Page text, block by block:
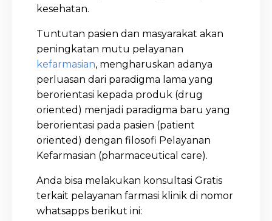
kesehatan.
Tuntutan pasien dan masyarakat akan
peningkatan mutu pelayanan
kefarmasian, mengharuskan adanya
perluasan dari paradigma lama yang
berorientasi kepada produk (drug
oriented) menjadi paradigma baru yang
berorientasi pada pasien (patient
oriented) dengan filosofi Pelayanan
Kefarmasian (pharmaceutical care).
Anda bisa melakukan konsultasi Gratis
terkait pelayanan farmasi klinik di nomor
whatsapps berikut ini: